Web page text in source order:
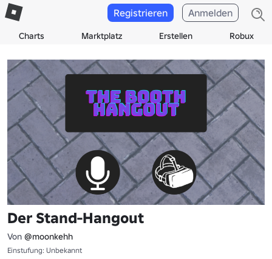
Charts Marktplatz Erstellen Robux
Registrieren Anmelden
Der Stand-Hangout
Von @moonkehh
Einstufung: Unbekannt